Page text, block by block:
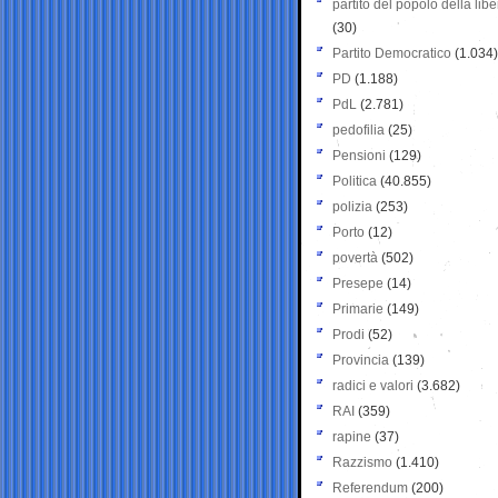
partito del popolo della
(30)
Partito Democratico (1.034)
PD (1.188)
PdL (2.781)
pedofilia (25)
Pensioni (129)
Politica (40.855)
polizia (253)
Porto (12)
povertà (502)
Presepe (14)
Primarie (149)
Prodi (52)
Provincia (139)
radici e valori (3.682)
RAI (359)
rapine (37)
Razzismo (1.410)
Referendum (200)